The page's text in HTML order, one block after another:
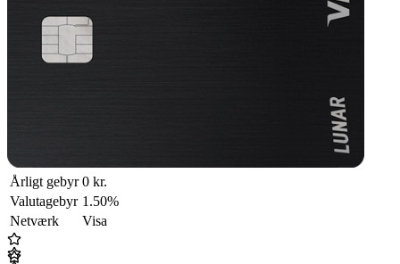
Årligt gebyr 0 kr.
Valutagebyr 1.50%
Netværk
Visa